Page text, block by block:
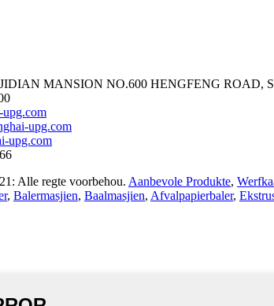
MANSION NO.600 HENGFENG ROAD,
upg.com
upg.com
upg.com
Alle regte voorbehou. Aanbevole Produkte,
, Balermasjien, Baalmasjien, Afvalpapierbaler,